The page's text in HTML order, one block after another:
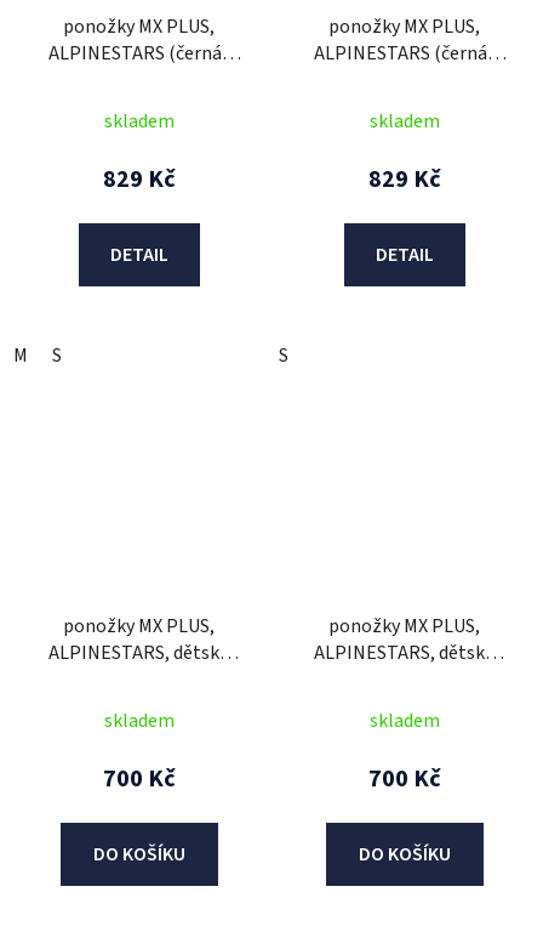
ponožky MX PLUS,
ALPINESTARS (černá/
skladem
829 Kč
DETAIL
M S
ponožky MX PLUS,
ALPINESTARS (černá/
skladem
829 Kč
DETAIL
S
ponožky MX PLUS,
ALPINESTARS, dětské
fluo/modrá) 2026
skladem
700 Kč
DO KOŠÍKU
ponožky MX PLUS,
ALPINESTARS, dětské
šedá) 2026
skladem
700 Kč
DO KOŠÍKU